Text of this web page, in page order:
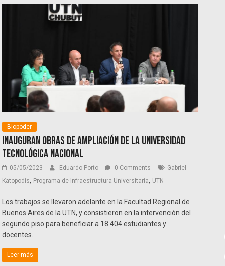
Biopoder
Inauguran obras de ampliación de la Universidad
Tecnológica Nacional
05/05/2023 Eduardo Porto 0 Comments
Gabriel
Katopodis, Programa de Infraestructura Universitaria, UTN
Los trabajos se llevaron adelante en la Facultad Regional de
Buenos Aires de la UTN, y consistieron en la intervención del
segundo piso para beneficiar a 18.404 estudiantes y
docentes.
Leer más